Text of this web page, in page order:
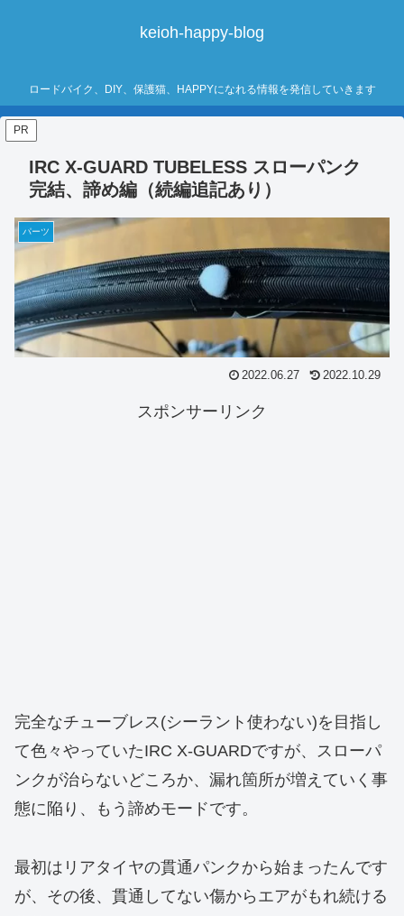
keioh-happy-blog
ロードバイク、DIY、保護猫、HAPPYになれる情報を発信していきます
PR
IRC X-GUARD TUBELESS スローパンク
完結、諦め編（続編追記あり）
パーツ
2022.06.27 2022.10.29
スポンサーリンク
完全なチューブレス(シーラント使わない)を目指し
て色々やっていたIRC X-GUARDですが、スローパ
ンクが治らないどころか、漏れ箇所が増えていく事
態に陥り、もう諦めモードです。
最初はリアタイヤの貫通パンクから始まったんです
が、その後、貫通してない傷からエアがもれ続ける